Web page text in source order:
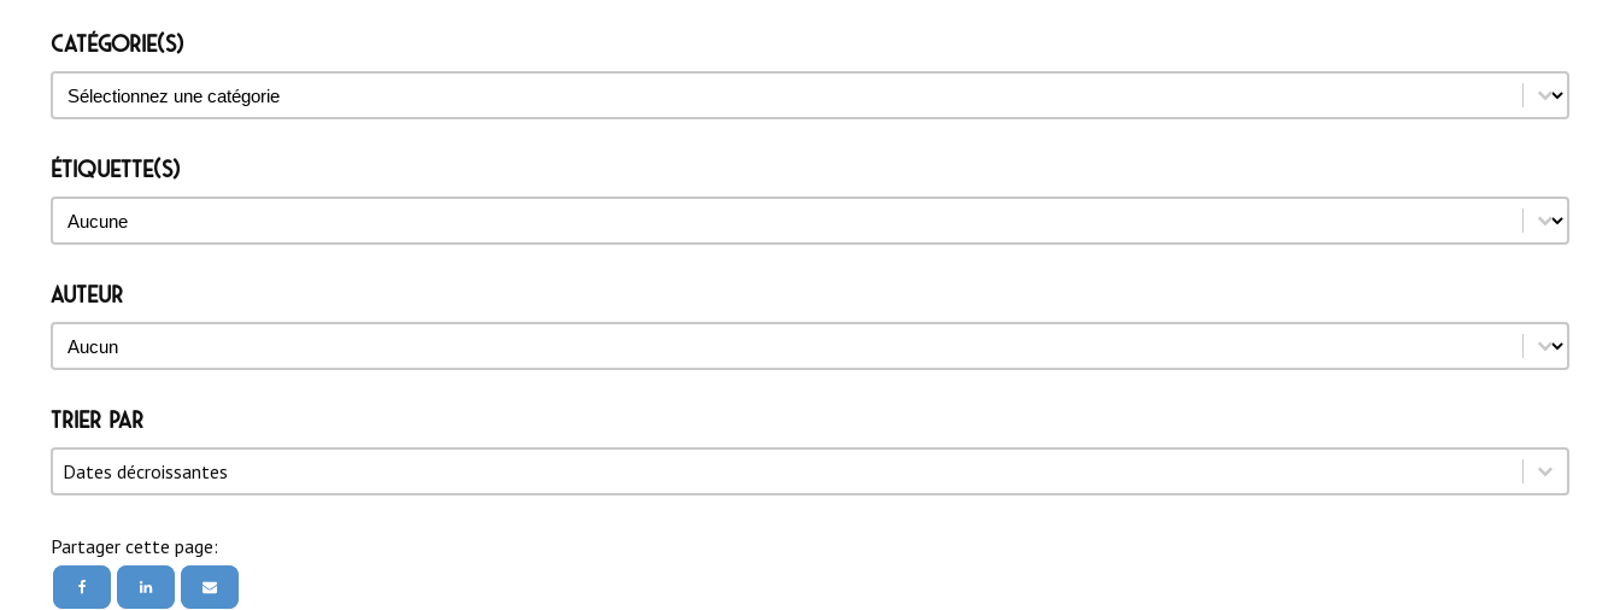
Catégorie(s)
Catégorie(s)
Catégorie(s)
Étiquette(s)
Étiquette(s)
Étiquette(s)
Auteur
Auteur
Auteur
Trier par
Trier par
Trier par
Dates décroissantes
Trier par
Partager cette page: